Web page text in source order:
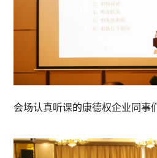
会场认真听课的康德权企业同事们